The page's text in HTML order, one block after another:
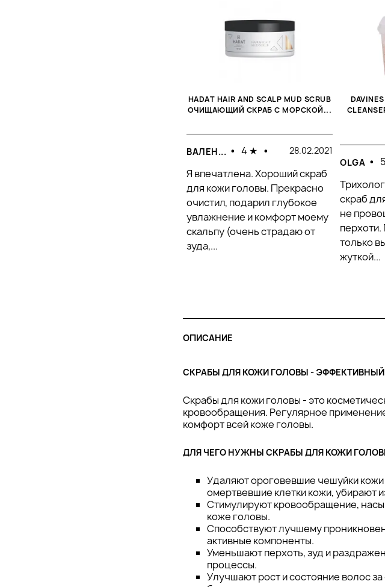
HADAT HAIR AND SCALP MUD SCRUB
ОЧИЩАЮЩИЙ СКРАБ С МОРСКОЙ...
ВАЛЕН... • 4 ★ • 28.02.2021
Я впечатлена. Хороший скраб
для кожи головы. Прекрасно
очистил, подарил глубокое
увлажнение и комфорт моему
скальпу (очень страдаю от
зуда,...
OLGA •
скраб
не
только
жуткой...
ОПИСАНИЕ
СКРАБЫ ДЛЯ КОЖИ ГОЛОВЫ -
Скрабы для кожи головы - это
кровообращения. Регулярное
комфорт всей коже головы.
ДЛЯ ЧЕГО НУЖНЫ СКРАБЫ ДЛЯ КОЖИ
Удаляют ороговевшие чешуйки
омертвевшие клетки кожи, убирают
Стимулируют кровообращение,
коже головы.
Способствуют лучшему
активные компоненты.
Уменьшают перхоть, зуд и
процессы.
Улучшают рост и состояние волос